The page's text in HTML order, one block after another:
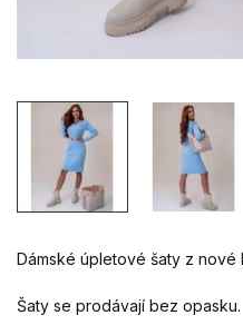
Dámské úpletové šaty z nové
Šaty se prodávají bez opasku.